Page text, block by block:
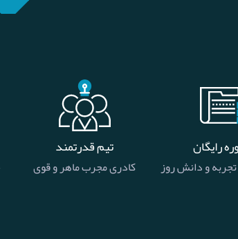
رایگان
و دانش روز
تیم قدرتمند
کادری مجرب ماهر و قوی